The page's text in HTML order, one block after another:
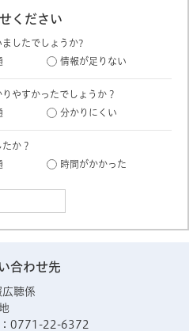
ください
したでしょうか?
情報が足りない
やすかったでしょうか？
分かりにくい
か？
時間がかかった
合わせ先
広聴係
0771-22-6372